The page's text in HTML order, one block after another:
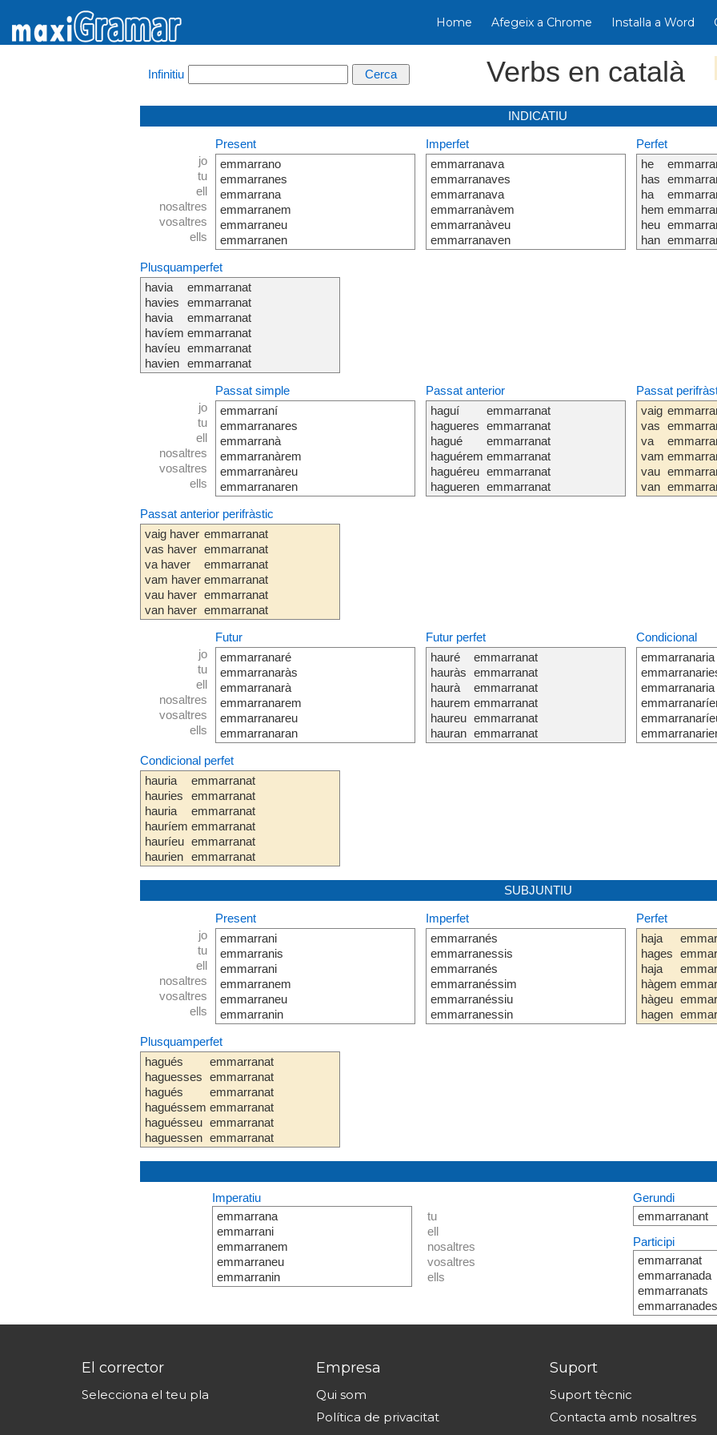
Home Afegeix a Chrome Instal·la a Word
Infinitiu Verbs en català
INDICATIU
jo
tu
ell
nosaltres
vosaltres
ells
Present
emmarrano
emmarranes
emmarrana
emmarranem
emmarraneu
emmarranen
Imperfet
emmarranava
emmarranaves
emmarranava
emmarranàvem
emmarranàveu
emmarranaven
Perfet
he
has
ha
hem
heu
han
Plusquamperfet
havia
havies
havia
havíem
havíeu
havien
emmarranat
emmarranat
emmarranat
emmarranat
emmarranat
emmarranat
jo
tu
ell
nosaltres
vosaltres
ells
Passat simple
emmarraní
emmarranares
emmarranà
emmarranàrem
emmarranàreu
emmarranaren
Passat anterior
haguí
hagueres
hagué
haguérem
haguéreu
hagueren
emmarranat
emmarranat
emmarranat
emmarranat
emmarranat
emmarranat
Passat
vaig
vas
va
vam
vau
van
Passat anterior perifràstic
vaig haver
vas haver
va haver
vam haver
vau haver
van haver
emmarranat
emmarranat
emmarranat
emmarranat
emmarranat
emmarranat
jo
tu
ell
nosaltres
vosaltres
ells
Futur
emmarranaré
emmarranaràs
emmarranarà
emmarranarem
emmarranareu
emmarranaran
Futur perfet
hauré
hauràs
haurà
haurem
haureu
hauran
emmarranat
emmarranat
emmarranat
emmarranat
emmarranat
emmarranat
Condicional
emmarranaria
emmarranaria
Condicional perfet
hauria
hauries
hauria
hauríem
hauríeu
haurien
emmarranat
emmarranat
emmarranat
emmarranat
emmarranat
emmarranat
SUBJUNTIU
jo
tu
ell
nosaltres
vosaltres
ells
Present
emmarrani
emmarranis
emmarrani
emmarranem
emmarraneu
emmarranin
Imperfet
emmarranés
emmarranessis
emmarranés
emmarranéssim
emmarranéssiu
emmarranessin
Perfet
haja
hages
haja
hàgem
hàgeu
hagen
Plusquamperfet
hagués
haguesses
hagués
haguéssem
haguésseu
haguessen
emmarranat
emmarranat
emmarranat
emmarranat
emmarranat
emmarranat
Imperatiu
emmarrana
emmarrani
emmarranem
emmarraneu
emmarranin
tu
ell
nosaltres
vosaltres
ells
Gerundi
emmarranant
Participi
emmarranat
emmarranada
emmarranats
emmarranades
El corrector
Selecciona el teu pla
Empresa
Qui som
Política de privacitat
Suport
Suport tècnic
Contacta amb nosaltres